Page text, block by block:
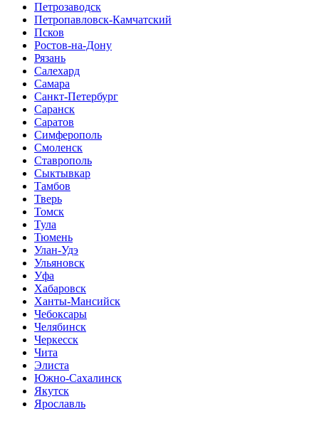
Петрозаводск
Петропавловск-Камчатский
Псков
Ростов-на-Дону
Рязань
Салехард
Самара
Санкт-Петербург
Саранск
Саратов
Симферополь
Смоленск
Ставрополь
Сыктывкар
Тамбов
Тверь
Томск
Тула
Тюмень
Улан-Удэ
Ульяновск
Уфа
Хабаровск
Ханты-Мансийск
Чебоксары
Челябинск
Черкесск
Чита
Элиста
Южно-Сахалинск
Якутск
Ярославль